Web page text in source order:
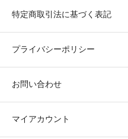
特定商取引法に基づく表記
プライバシーポリシー
お問い合わせ
マイアカウント